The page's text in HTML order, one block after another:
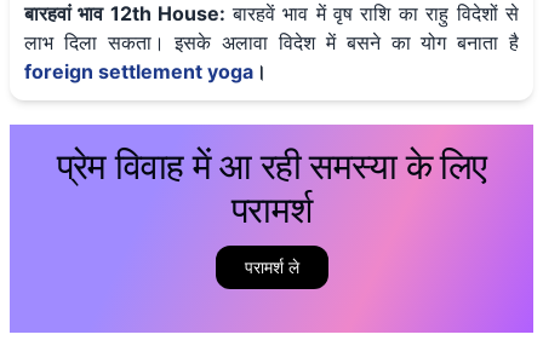
बारहवां भाव 12th House:बारहवें भाव में वृष राशि का राहु विदेशों से
लाभ दिला सकता। इसके अलावा विदेश में बसने का योग बनाता है
foreign settlement yoga ।
प्रेम विवाह में आ रही समस्या के लिए
परामर्श
परामर्श ले